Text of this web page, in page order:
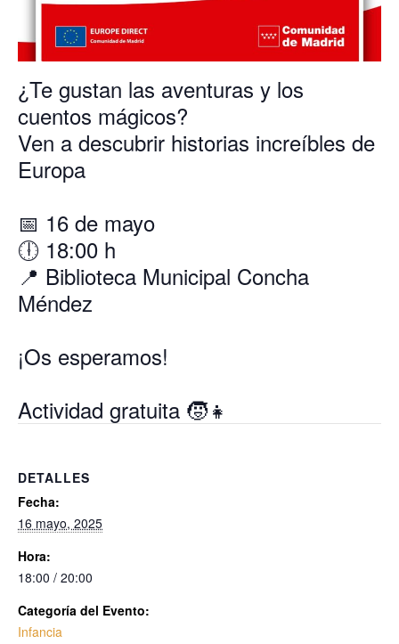
¿Te gustan las aventuras y los
cuentos mágicos?
Ven a descubrir historias increíbles de
Europa
📅 16 de mayo
🕕 18:00 h
📍 Biblioteca Municipal Concha
Méndez
¡Os esperamos!
Actividad gratuita 🧒👧
DETALLES
Fecha:
16 mayo, 2025
Hora:
18:00 / 20:00
Categoría del Evento:
Infancia